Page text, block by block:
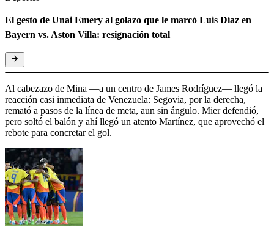
El gesto de Unai Emery al golazo que le marcó Luis Díaz en
Bayern vs. Aston Villa: resignación total
Al cabezazo de Mina —a un centro de James Rodríguez— llegó la
reacción casi inmediata de Venezuela: Segovia, por la derecha,
remató a pasos de la línea de meta, aun sin ángulo. Mier defendió,
pero soltó el balón y ahí llegó un atento Martínez, que aprovechó el
rebote para concretar el gol.